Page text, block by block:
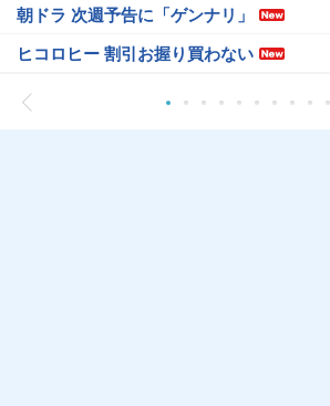
朝ドラ 次週予告に「ゲンナリ」
ヒコロヒー 割引お握り買わない